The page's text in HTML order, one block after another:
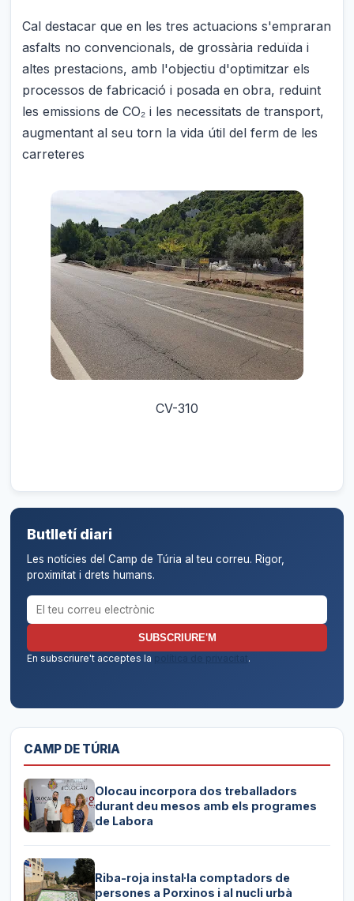
Cal destacar que en les tres actuacions s'empraran
asfalts no convencionals, de grossària reduïda i
altes prestacions, amb l'objectiu d'optimitzar els
processos de fabricació i posada en obra, reduint
les emissions de CO₂ i les necessitats de transport,
augmentant al seu torn la vida útil del ferm de les
carreteres
CV-310
Butlletí diari
Les notícies del Camp de Túria al teu correu. Rigor,
proximitat i drets humans.
Correu electrònic per al butlletí
SUBSCRIURE'M
En subscriure't acceptes la
política de privacitat.
CAMP DE TÚRIA
Olocau incorpora dos treballadors
durant deu mesos amb els programes
de Labora
Riba-roja instal·la comptadors de
persones a Porxinos i al nucli urbà